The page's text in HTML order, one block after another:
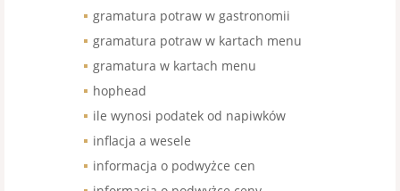
gramatura potraw w gastronomii
gramatura potraw w kartach menu
gramatura w kartach menu
hophead
ile wynosi podatek od napiwków
inflacja a wesele
informacja o podwyżce cen